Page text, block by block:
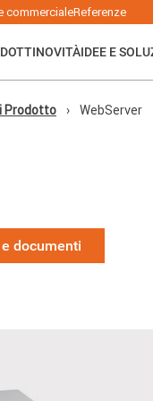
commercialeReferenze
NOVITÀIDEE E
Prodotto WebServer
documenti